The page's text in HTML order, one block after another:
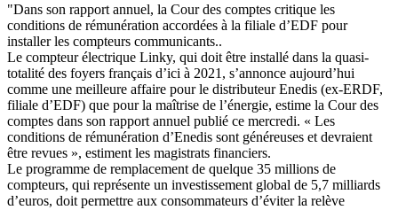
"Dans son rapport annuel, la Cour des comptes critique les
conditions de rémunération accordées à la filiale d’EDF pour
installer les compteurs communicants..
Le compteur électrique Linky, qui doit être installé dans la quasi-
totalité des foyers français d’ici à 2021, s’annonce aujourd’hui
comme une meilleure affaire pour le distributeur Enedis (ex-ERDF,
filiale d’EDF) que pour la maîtrise de l’énergie, estime la Cour des
comptes dans son rapport annuel publié ce mercredi. « Les
conditions de rémunération d’Enedis sont généreuses et devraient
être revues », estiment les magistrats financiers.
Le programme de remplacement de quelque 35 millions de
compteurs, qui représente un investissement global de 5,7 milliards
d’euros, doit permettre aux consommateurs d’éviter la relève